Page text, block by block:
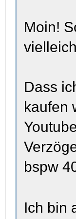
Moin!
Dass
kaufen
bspw
Ich bin